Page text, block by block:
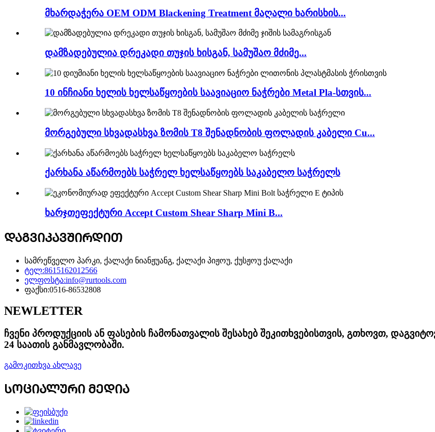
მხარდაჭერა OEM ODM Blackening Treatment მაღალი ხარისხის...
დამზადებულია დრეკადი თუჯის ხისგან, სამუშაო მძიმე...
10 ინჩიანი ხელის ხელსაწყოების საავიაციო ნაჭრები Metal Pla-სთვის...
მორგებული სხვადასხვა ზომის T8 შენადნობის ფოლადის კაბელი Cu...
ქარხანა აწარმოებს საჭრელ ხელსაწყოებს საკაბელო საჭრელს
ხარჯთეფექტური Accept Custom Shear Sharp Mini B...
ᲓᲐᲒᲕᲘᲙᲐᲕᲨᲘᲠᲓᲘᲗ
სამრეწველო პარკი, ქალაქი ნიანჟუანგ, ქალაქი პიჟოუ, ქუსჟოუ ქალაქი
ტელ:8615162012566
ელფოსტა:info@rurtools.com
ფაქსი:0516-86532808
NEWLETTER
ჩვენი პროდუქციის ან ფასების ჩამონათვალის შესახებ შეკითხვებისთვის, გთხოვთ,
24 საათის განმავლობაში.
გამოკითხვა ახლავე
ᲡᲝᲪᲘᲐᲚᲣᲠᲘ ᲛᲔᲓᲘᲐ